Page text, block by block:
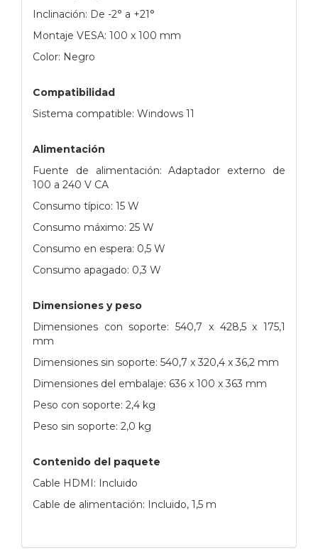
Inclinación: De -2° a +21°
Montaje VESA: 100 x 100 mm
Color: Negro
Compatibilidad
Sistema compatible: Windows 11
Alimentación
Fuente de alimentación: Adaptador externo de
100 a 240 V CA
Consumo típico: 15 W
Consumo máximo: 25 W
Consumo en espera: 0,5 W
Consumo apagado: 0,3 W
Dimensiones y peso
Dimensiones con soporte: 540,7 x 428,5 x 175,1
mm
Dimensiones sin soporte: 540,7 x 320,4 x 36,2 mm
Dimensiones del embalaje: 636 x 100 x 363 mm
Peso con soporte: 2,4 kg
Peso sin soporte: 2,0 kg
Contenido del paquete
Cable HDMI: Incluido
Cable de alimentación: Incluido, 1,5 m